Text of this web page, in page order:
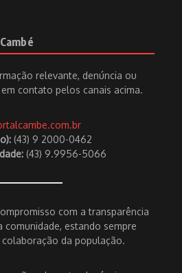
relevante, denúncia ou
contato pelos canais acima.
(43) 9 2000-0462
(43) 9.9956-5066
com a transparência
comunidade, estando sempre
da população.